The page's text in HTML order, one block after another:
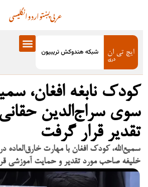
انگلیسیاردوپښتوعربی
کودک نابغه افغان،
سوی سراج‌الدین
تقدیر قرار گرفت
سمیع‌الله، کودک افغان با مهارت خارق‌العاده
خلیفه صاحب مورد تقدیر و حمایت آموزشی